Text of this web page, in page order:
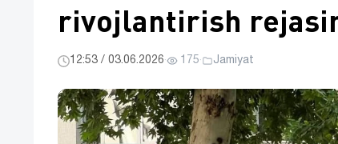
rivojlantirish
12:53 / 03.06.2026· 175· Jamiyat